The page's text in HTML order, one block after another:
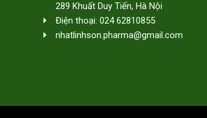
289 Khuất Duy Tiến, Hà Nội
Điện thoại: 024 62810855
nhatlinhson.pharma@gmail.com